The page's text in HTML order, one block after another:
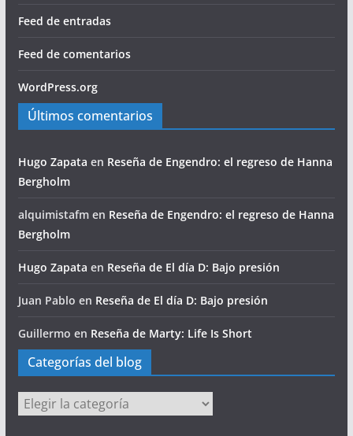
Feed de entradas
Feed de comentarios
WordPress.org
Últimos comentarios
Hugo Zapata en Reseña de Engendro: el regreso de Hanna
Bergholm
alquimistafmen Reseña de Engendro: el regreso de Hanna
Bergholm
Hugo Zapata en Reseña de El día D: Bajo presión
Juan Pablo en Reseña de El día D: Bajo presión
Guillermo en Reseña de Marty: Life Is Short
Categorías del blog
Categorías
del